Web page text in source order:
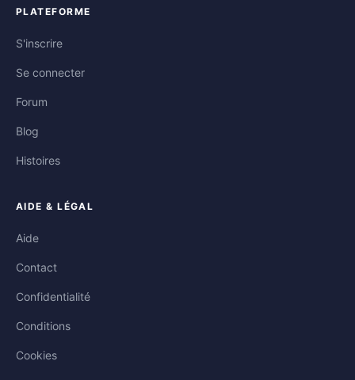
PLATEFORME
S'inscrire
Se connecter
Forum
Blog
Histoires
AIDE & LÉGAL
Aide
Contact
Confidentialité
Conditions
Cookies